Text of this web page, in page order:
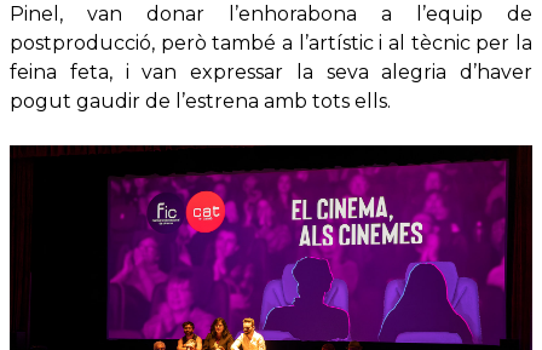
Pinel, van donar l’enhorabona a l’equip de
postproducció, però també a l’artístic i al tècnic per la
feina feta, i van expressar la seva alegria d’haver
pogut gaudir de l’estrena amb tots ells.